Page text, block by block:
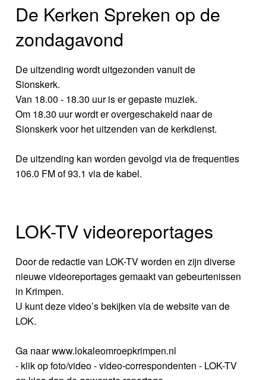
De Kerken Spreken op de
zondagavond
De uitzending wordt uitgezonden vanuit de
Sionskerk.
Van 18.00 - 18.30 uur is er gepaste muziek.
Om 18.30 uur wordt er overgeschakeld naar de
Sionskerk voor het uitzenden van de kerkdienst.
De uitzending kan worden gevolgd via de frequenties
106.0 FM of 93.1 via de kabel.
LOK-TV videoreportages
Door de redactie van LOK-TV worden en zijn diverse
nieuwe videoreportages gemaakt van gebeurtenissen
in Krimpen.
U kunt deze video’s bekijken via de website van de
LOK.
Ga naar www.lokaleomroepkrimpen.nl
- klik op foto/video - video-correspondenten - LOK-TV